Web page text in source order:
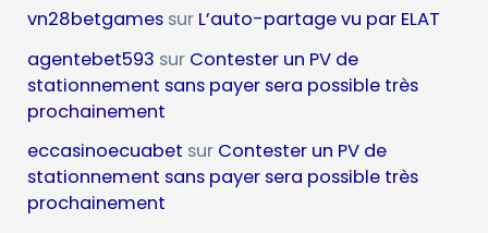
vn28betgames sur L’auto-partage vu par ELAT
agentebet593 sur Contester un PV de
stationnement sans payer sera possible très
prochainement
eccasinoecuabet sur Contester un PV de
stationnement sans payer sera possible très
prochainement